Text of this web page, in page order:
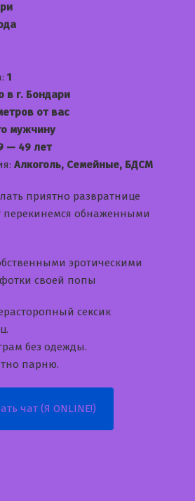
1
в г. Бондари
от вас
мужчину
— 49 лет
Алкоголь, Семейные, БДСМ
приятно развратнице
перекинемся обнаженными
эротическими
своей попы
сексик
без одежды.
парню.
чат (Я ONLINE!)